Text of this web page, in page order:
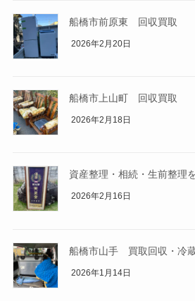
船橋市前原東 回収買取
2026年2月20日
船橋市上山町 回収買取
2026年2月18日
資産整理・相続・生前整理
2026年2月16日
船橋市山手 買取回収・冷
2026年1月14日